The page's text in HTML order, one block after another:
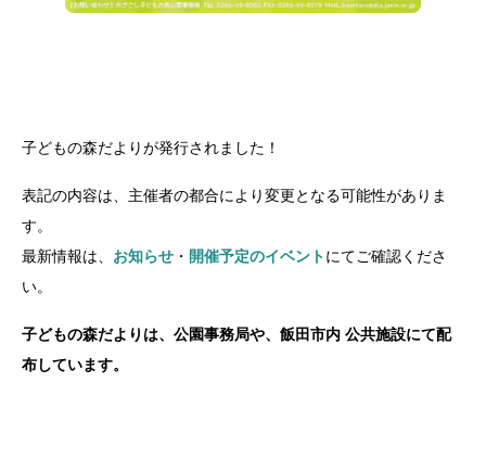
子どもの森だよりが発行されました！
表記の内容は、主催者の都合により変更となる可能性がありま
す。
最新情報は、 お知らせ ・ 開催予定のイベントにてご確認くださ
い。
子どもの森だよりは、公園事務局や、飯田市内 公共施設にて配
布しています。